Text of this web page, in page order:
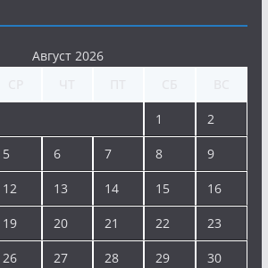
Август 2026
1 2
5 6 7 8 9
12 13 14 15 16
19 20 21 22 23
26 27 28 29 30